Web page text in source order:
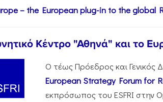
– the European plug-in to the global
Κέντρο "Αθηνά" και το
Ο τέως Πρόεδρος και Γενικός
European Strategy Forum for
εκπρόσωπος του ESFRI στην